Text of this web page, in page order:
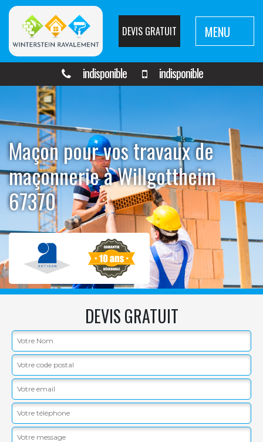
DEVIS GRATUIT MENU
indisponible indisponible
Maçon pour vos travaux de
maçonnerie à Willgottheim
67370
DEVIS GRATUIT